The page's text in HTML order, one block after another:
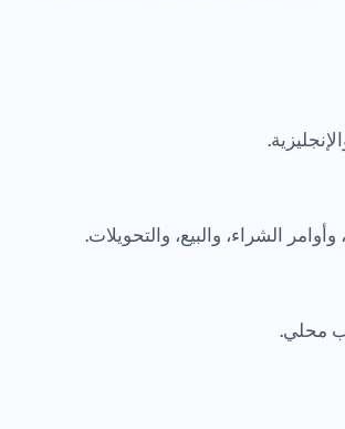
الشراء، والبيع، والتحويلات.
محلي.